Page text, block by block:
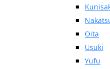
Oita
Usuki
Yufu